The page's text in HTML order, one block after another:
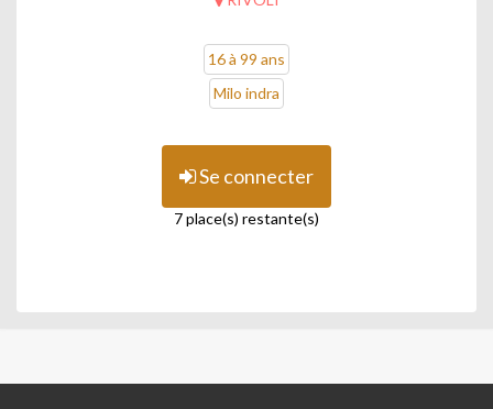
16 à 99 ans
Milo indra
Se connecter
7 place(s) restante(s)